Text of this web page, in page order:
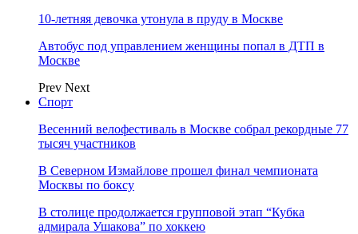
10-летняя девочка утонула в пруду в Москве
Автобус под управлением женщины попал в ДТП в
Москве
Prev Next
Спорт
Весенний велофестиваль в Москве собрал рекордные 77
тысяч участников
В Северном Измайлове прошел финал чемпионата
Москвы по боксу
В столице продолжается групповой этап “Кубка
адмирала Ушакова” по хоккею